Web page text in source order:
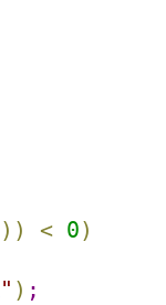
) ) < 0)
" ) ;